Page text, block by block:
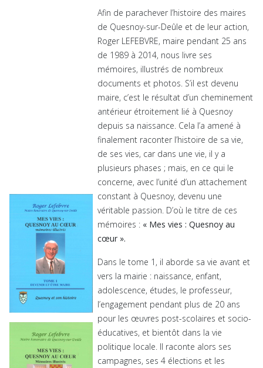
Afin de parachever l’histoire des maires
de Quesnoy-sur-Deûle et de leur action,
Roger LEFEBVRE, maire pendant 25 ans
de 1989 à 2014, nous livre ses
mémoires, illustrés de nombreux
documents et photos. S’il est devenu
maire, c’est le résultat d’un cheminement
antérieur étroitement lié à Quesnoy
depuis sa naissance. Cela l’a amené à
finalement raconter l’histoire de sa vie,
de ses vies, car dans une vie, il y a
plusieurs phases ; mais, en ce qui le
concerne, avec l’unité d’un attachement
constant à Quesnoy, devenu une
véritable passion. D’où le titre de ces
mémoires : « Mes vies : Quesnoy au
cœur ».
Dans le tome 1, il aborde sa vie avant et
vers la mairie : naissance, enfant,
adolescence, études, le professeur,
l’engagement pendant plus de 20 ans
pour les œuvres post-scolaires et socio-
éducatives, et bientôt dans la vie
politique locale. Il raconte alors ses
campagnes, ses 4 élections et les